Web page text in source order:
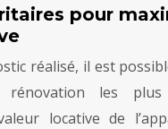
pour
réalisé, il est
les plus
locative de